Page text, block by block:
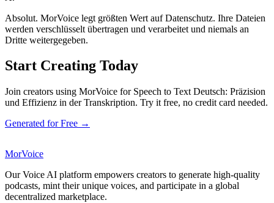
Absolut. MorVoice legt größten Wert auf Datenschutz. Ihre Dateien
werden verschlüsselt übertragen und verarbeitet und niemals an
Dritte weitergegeben.
Start Creating Today
Join creators using MorVoice for Speech to Text Deutsch: Präzision
und Effizienz in der Transkription. Try it free, no credit card needed.
Generated for Free →
MorVoice
Our Voice AI platform empowers creators to generate high-quality
podcasts, mint their unique voices, and participate in a global
decentralized marketplace.